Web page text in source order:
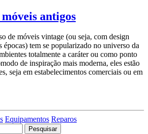
antigos
de móveis vintage (ou seja, com design
épocas) tem se popularizado no universo da
totalmente a caráter ou como ponto
de inspiração mais moderna, eles estão
seja em estabelecimentos comerciais ou em
Equipamentos Reparos